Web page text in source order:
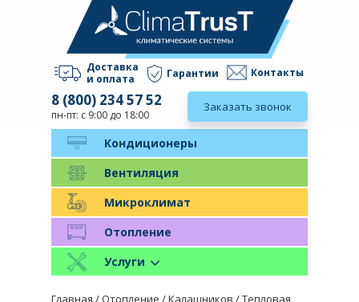
Доставка
и оплата
Гарантии Контакты
8 (800) 234 57 52
пн-пт: с 9:00 до 18:00
Заказать звонок
Кондиционеры
Вентиляция
Микроклимат
Отопление
Услуги
Главная /Отопление /Калашников / Тепловая